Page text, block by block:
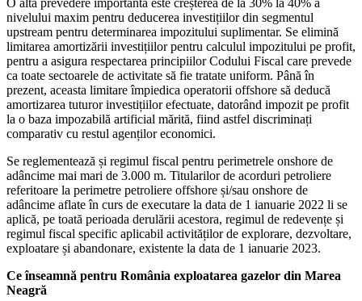
O altă prevedere importantă este creșterea de la 30% la 40% a
nivelului maxim pentru deducerea investițiilor din segmentul
upstream pentru determinarea impozitului suplimentar. Se elimină
limitarea amortizării investițiilor pentru calculul impozitului pe profit,
pentru a asigura respectarea principiilor Codului Fiscal care prevede
ca toate sectoarele de activitate să fie tratate uniform. Până în
prezent, aceasta limitare împiedica operatorii offshore să deducă
amortizarea tuturor investițiilor efectuate, datorând impozit pe profit
la o baza impozabilă artificial mărită, fiind astfel discriminați
comparativ cu restul agenților economici.
Se reglementează și regimul fiscal pentru perimetrele onshore de
adâncime mai mari de 3.000 m. Titularilor de acorduri petroliere
referitoare la perimetre petroliere offshore și/sau onshore de
adâncime aflate în curs de executare la data de 1 ianuarie 2022 li se
aplică, pe toată perioada derulării acestora, regimul de redevențe și
regimul fiscal specific aplicabil activităților de explorare, dezvoltare,
exploatare și abandonare, existente la data de 1 ianuarie 2023.
Ce înseamnă pentru România exploatarea gazelor din Marea
Neagră